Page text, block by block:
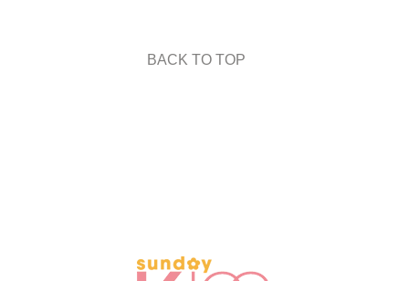
BACK TO TOP